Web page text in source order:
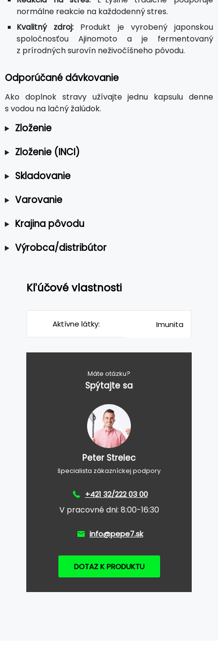
normálne reakcie na každodenný stres.
Kvalitný zdroj: Produkt je vyrobený japonskou
spoločnosťou Ajinomoto a je fermentovaný
z prírodných surovín neživočíšneho pôvodu.
Odporúčané dávkovanie
Ako doplnok stravy užívajte jednu kapsulu denne
s vodou na lačný žalúdok.
Zloženie
Zloženie (INCI)
Skladovanie
Varovanie
Krajina pôvodu
Výrobca/distribútor
Kľúčové vlastnosti
Aktívne látky: Imunita
Máte otázku?
Spýtajte sa
Peter Strelec
špecialista zákazníckej podpory
+421 32/222 03 00
V pracovné dni: 8:00-16:30
info@pepe7.sk
DOTAZ K PRODUKTU